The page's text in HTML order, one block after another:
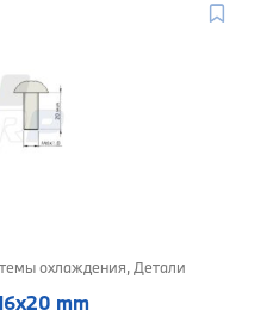
охлаждения,Детали
mm